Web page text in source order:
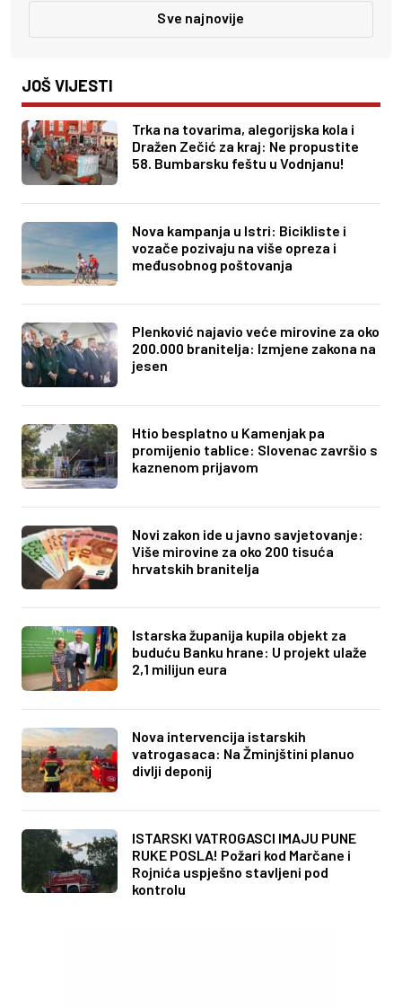
Sve najnovije
JOŠ VIJESTI
Trka na tovarima, alegorijska kola i
Dražen Zečić za kraj: Ne propustite
58. Bumbarsku feštu u Vodnjanu!
Nova kampanja u Istri: Bicikliste i
vozače pozivaju na više opreza i
međusobnog poštovanja
Plenković najavio veće mirovine za oko
200.000 branitelja: Izmjene zakona na
jesen
Htio besplatno u Kamenjak pa
promijenio tablice: Slovenac završio s
kaznenom prijavom
Novi zakon ide u javno savjetovanje:
Više mirovine za oko 200 tisuća
hrvatskih branitelja
Istarska županija kupila objekt za
buduću Banku hrane: U projekt ulaže
2,1 milijun eura
Nova intervencija istarskih
vatrogasaca: Na Žminjštini planuo
divlji deponij
ISTARSKI VATROGASCI IMAJU PUNE
RUKE POSLA! Požari kod Marčane i
Rojnića uspješno stavljeni pod
kontrolu